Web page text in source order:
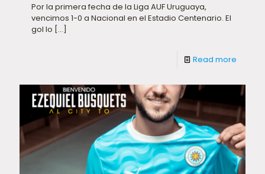
Por la primera fecha de la Liga AUF Uruguaya,
vencimos 1-0 a Nacional en el Estadio Centenario. El
gol lo […]
Read more